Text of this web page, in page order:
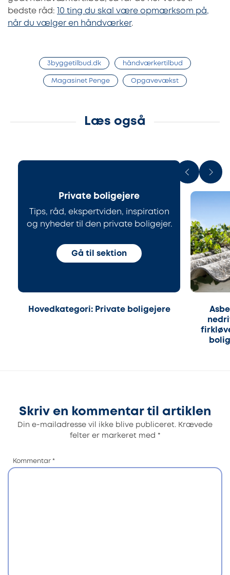
bedste råd:
10 ting du skal være opmærksom på,
når du vælger en håndværker.
3byggetilbud.dk håndværkertilbud
Magasinet Penge Opgavevækst
Læs også
Private boligejere
Tips, råd, ekspertviden, inspiration
og nyheder til den private boligejer.
Gå til sektion
Hovedkategori: Private boligejere
Skriv en kommentar til artiklen
Din e-mailadresse vil ikke blive publiceret. Krævede
felter er markeret med *
Kommentar *